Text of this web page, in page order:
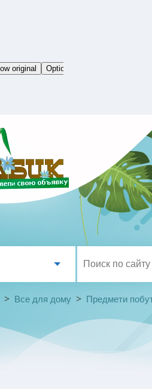
> Все для дому > Предмети